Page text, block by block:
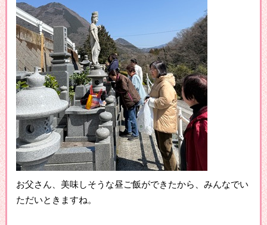
お父さん、美味しそうな昼ご飯ができたから、みんなでい
ただいときますね。